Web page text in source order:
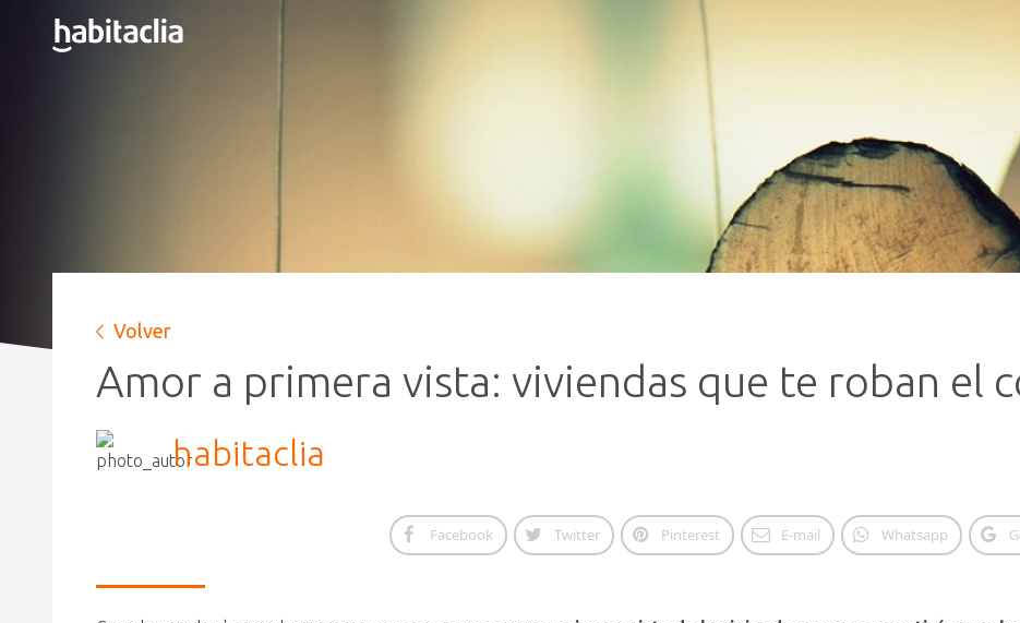
Volver
Amor a primera vista: viviendas que te roban el
habitaclia
Facebook Twitter Pinterest E-mail Whatsapp